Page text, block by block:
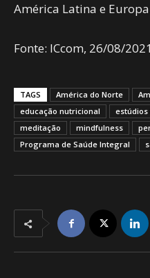
América Latina e
Fonte: ICcom, 26/08/
TAGS América do Norte
educação nutricional
meditação
mindfulness
Programa de Saúde Integral